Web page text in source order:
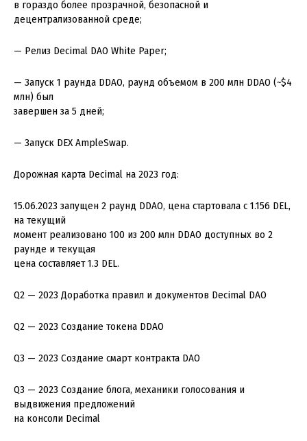
в гораздо более прозрачной, безопасной и
децентрализованной среде;
— Релиз Decimal DAO White Paper;
— Запуск 1 раунда DDAO, раунд объемом в 200 млн DDAO (~$4
млн) был
завершен за 5 дней;
— Запуск DEX AmpleSwap.
Дорожная карта Decimal на 2023 год:
15.06.2023 запущен 2 раунд DDAO, цена стартовала с 1.156 DEL,
на текущий
момент реализовано 100 из 200 млн DDAO доступных во 2
раунде и текущая
цена составляет 1.3 DEL.
Q2 — 2023 Доработка правил и документов Decimal DAO
Q2 — 2023 Создание токена DDAO
Q3 — 2023 Создание смарт контракта DAO
Q3 — 2023 Создание блога, механики голосования и
выдвижения предложений
на консоли Decimal